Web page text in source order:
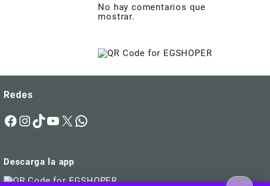
parecidoNo hay comentarios que
mostrar.
Redes
Facebook
Instagram
TikTok
YouTube
X WhatsApp
Descarga la app